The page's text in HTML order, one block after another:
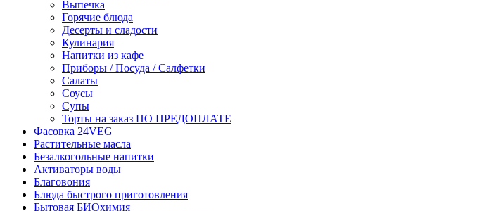
Выпечка
Горячие блюда
Десерты и сладости
Кулинария
Напитки из кафе
Приборы / Посуда / Салфетки
Салаты
Соусы
Супы
Торты на заказ ПО ПРЕДОПЛАТЕ
Фасовка 24VEG
Растительные масла
Безалкогольные напитки
Активаторы воды
Благовония
Блюда быстрого приготовления
Бытовая БИОхимия